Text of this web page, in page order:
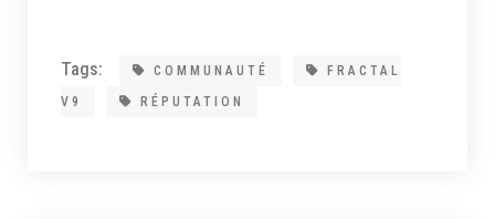
Tags: COMMUNAUTÉ
FRACTAL
V9
RÉPUTATION